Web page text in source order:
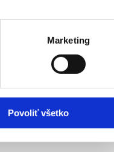
Marketing
Povoliť všetko